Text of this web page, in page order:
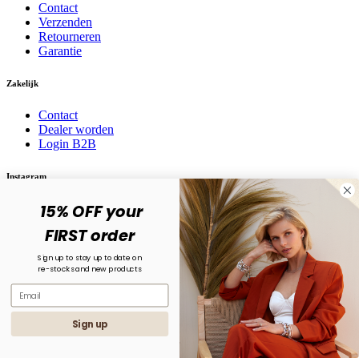
Contact
Verzenden
Retourneren
Garantie
Zakelijk
Contact
Dealer worden
Login B2B
Instagram
Volg ons op social media! @karma.jewelry
15% OFF your
FIRST order
Sign up to stay up to date on
re-stocks and new products
Sign up